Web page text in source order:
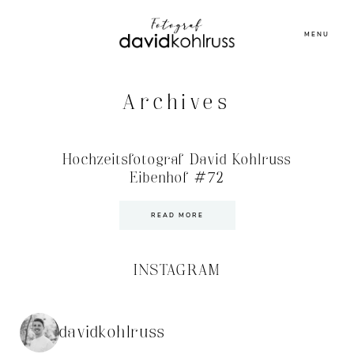
MENU
Archives
Hochzeitsfotograf David Kohlruss
Eibenhof #72
READ MORE
INSTAGRAM
davidkohlruss